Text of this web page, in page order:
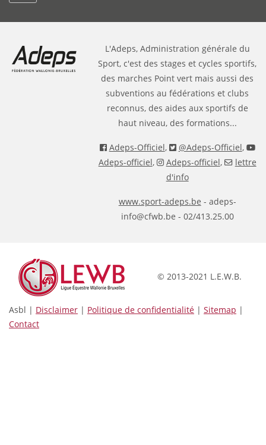
L'Adeps, Administration générale du
Sport, c'est des stages et cycles sportifs,
des marches Point vert mais aussi des
subventions au fédérations et clubs
reconnus, des aides aux sportifs de
haut niveau, des formations...
Adeps-Officiel, @Adeps-Officiel,
Adeps-officiel, Adeps-officiel,
lettre
d'info
www.sport-adeps.be - adeps-
info@cfwb.be - 02/413.25.00
© 2013-2021 L.E.W.B.
Asbl | Disclaimer | Politique de confidentialité | Sitemap |
Contact